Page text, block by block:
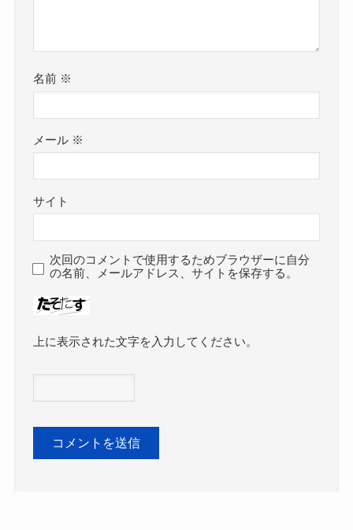
名前 ※
メール ※
サイト
次回のコメントで使用するためブラウザーに自分
の名前、メールアドレス、サイトを保存する。
上に表示された文字を入力してください。